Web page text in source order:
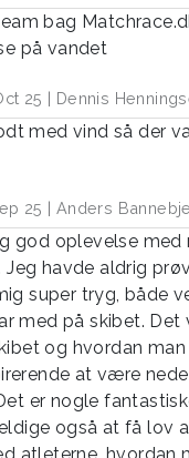
bag
på vandet
25 | Dennis
med vind så der
25 | Anders
god oplevelse
Jeg havde aldrig
super tryg, både
med på skibet.
og hvordan
at være
er nogle
også at få lov